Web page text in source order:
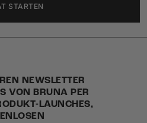
STARTEN
NEWSLETTER
VON BRUNA PER
LAUNCHES,